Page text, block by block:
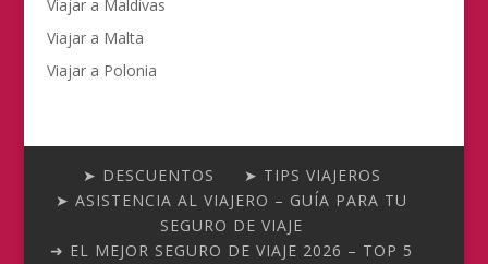
Viajar a Maldivas
Viajar a Malta
Viajar a Polonia
➤ DESCUENTOS
➤ TIPS VIAJEROS
➤ ASISTENCIA AL VIAJERO – GUÍA PARA TU
SEGURO DE VIAJE
➜ EL MEJOR SEGURO DE VIAJE 2026 – TOP 5